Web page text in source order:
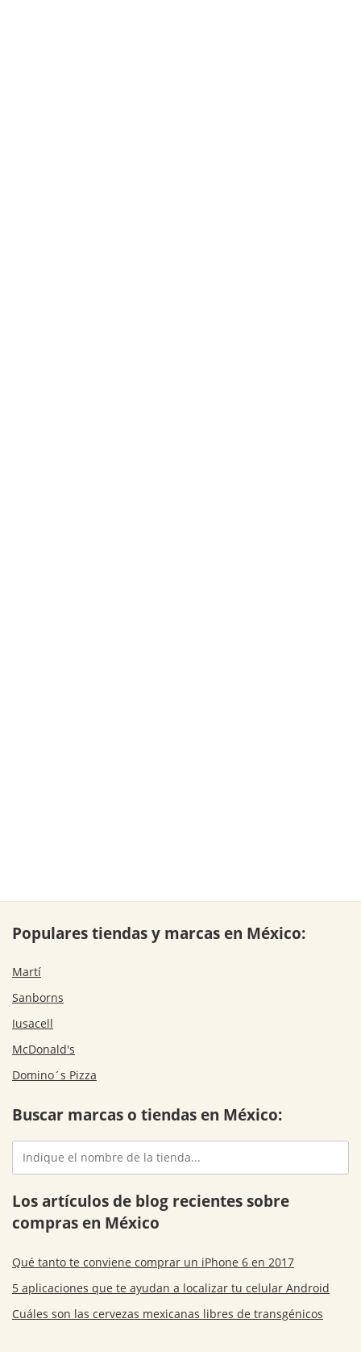
Populares tiendas y marcas en México:
Martí
Sanborns
Iusacell
McDonald's
Domino´s Pizza
Buscar marcas o tiendas en México:
Los artículos de blog recientes sobre
compras en México
Qué tanto te conviene comprar un iPhone 6 en 2017
5 aplicaciones que te ayudan a localizar tu celular Android
Cuáles son las cervezas mexicanas libres de transgénicos